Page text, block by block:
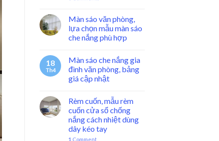
Màn sáo văn phòng,
lựa chọn mẫu màn sáo
che nắng phù hợp
18
Th4
Màn sáo che nắng gia
đình văn phòng, bảng
giá cập nhật
Rèm cuốn, mẫu rèm
cuốn cửa sổ chống
nắng cách nhiệt dùng
dây kéo tay
1 Comment